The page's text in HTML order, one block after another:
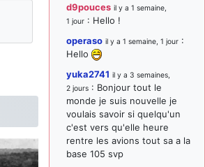
d9pouces il y a 1 semaine,
1 jour : Hello !
operaso il y a 1 semaine, 1 jour :
Hello
yuka2741 il y a 3 semaines,
2 jours : Bonjour tout le
monde je suis nouvelle je
voulais savoir si quelqu'un
c'est vers qu'elle heure
rentre les avions tout sa a la
base 105 svp